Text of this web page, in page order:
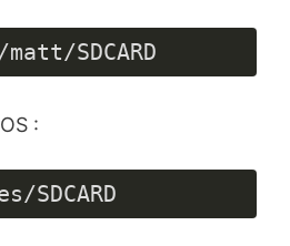
SDCARD
:
SDCARD